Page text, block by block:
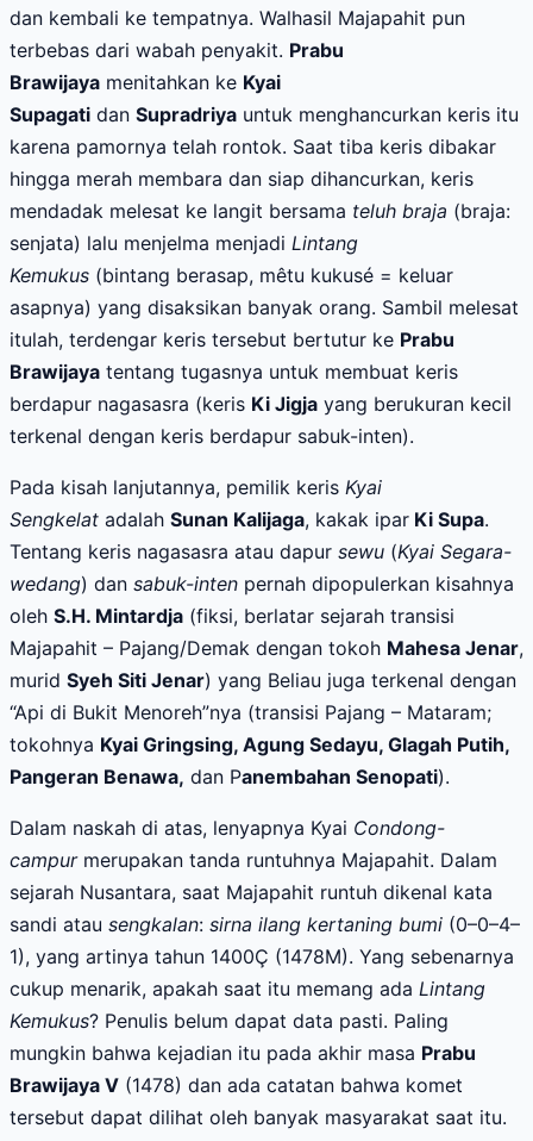
dan kembali ke tempatnya. Walhasil Majapahit pun
terbebas dari wabah penyakit. Prabu
Brawijaya menitahkan ke Kyai
Supagati dan Supradriya untuk menghancurkan keris itu
karena pamornya telah rontok. Saat tiba keris dibakar
hingga merah membara dan siap dihancurkan, keris
mendadak melesat ke langit bersama teluh braja (braja:
senjata) lalu menjelma menjadi Lintang
Kemukus (bintang berasap, mêtu kukusé = keluar
asapnya) yang disaksikan banyak orang. Sambil melesat
itulah, terdengar keris tersebut bertutur ke Prabu
Brawijaya tentang tugasnya untuk membuat keris
berdapur nagasasra (keris Ki Jigja yang berukuran kecil
terkenal dengan keris berdapur sabuk-inten).
Pada kisah lanjutannya, pemilik keris Kyai
Sengkelat adalah Sunan Kalijaga, kakak ipar Ki Supa.
Tentang keris nagasasra atau dapur sewu (Kyai Segara-
wedang) dan sabuk-inten pernah dipopulerkan kisahnya
oleh S.H. Mintardja (fiksi, berlatar sejarah transisi
Majapahit – Pajang/Demak dengan tokoh Mahesa Jenar,
murid Syeh Siti Jenar) yang Beliau juga terkenal dengan
“Api di Bukit Menoreh”nya (transisi Pajang – Mataram;
tokohnya Kyai Gringsing, Agung Sedayu, Glagah Putih,
Pangeran Benawa, dan Panembahan Senopati).
Dalam naskah di atas, lenyapnya Kyai Condong-
campurmerupakan tanda runtuhnya Majapahit. Dalam
sejarah Nusantara, saat Majapahit runtuh dikenal kata
sandi atau sengkalan: sirna ilang kertaning bumi (0–0–4–
1), yang artinya tahun 1400Ç (1478M). Yang sebenarnya
cukup menarik, apakah saat itu memang ada Lintang
Kemukus? Penulis belum dapat data pasti. Paling
mungkin bahwa kejadian itu pada akhir masa Prabu
Brawijaya V (1478) dan ada catatan bahwa komet
tersebut dapat dilihat oleh banyak masyarakat saat itu.